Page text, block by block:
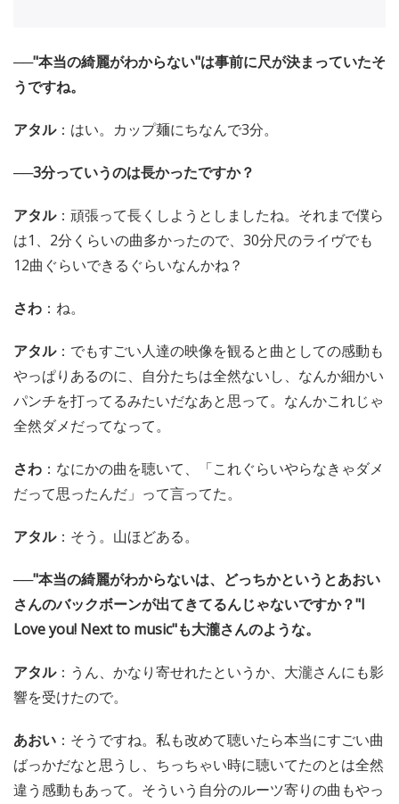
──"本当の綺麗がわからない"は事前に尺が決まっていたそ
うですね。
アタル：はい。カップ麺にちなんで3分。
──3分っていうのは長かったですか？
アタル：頑張って長くしようとしましたね。それまで僕ら
は1、2分くらいの曲多かったので、30分尺のライヴでも
12曲ぐらいできるぐらいなんかね？
さわ ：ね。
アタル：でもすごい人達の映像を観ると曲としての感動も
やっぱりあるのに、自分たちは全然ないし、なんか細かい
パンチを打ってるみたいだなあと思って。なんかこれじゃ
全然ダメだってなって。
さわ ：なにかの曲を聴いて、「これぐらいやらなきゃダメ
だって思ったんだ」って言ってた。
アタル：そう。山ほどある。
──"本当の綺麗がわからないは、どっちかというとあおい
さんのバックボーンが出てきてるんじゃないですか？"I
Love you! Next to music"も大瀧さんのような。
アタル：うん、かなり寄せれたというか、大瀧さんにも影
響を受けたので。
あおい ：そうですね。私も改めて聴いたら本当にすごい曲
ばっかだなと思うし、ちっちゃい時に聴いてたのとは全然
違う感動もあって。そういう自分のルーツ寄りの曲もやっ